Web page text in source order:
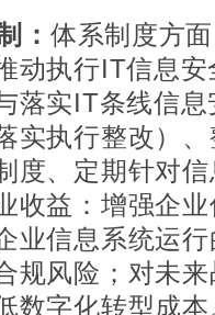
： 体系制度方
动执行IT信息
落实IT条线信
实执行整改）
度、定期针对
收益：增强企
业信息系统运
规风险；对未
数字化转型成本